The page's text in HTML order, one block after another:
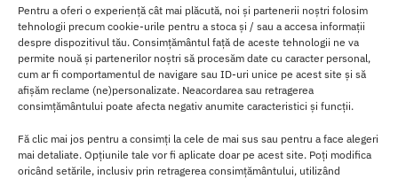
Pentru a oferi o experiență cât mai plăcută, noi și partenerii noștri folosim
tehnologii precum cookie-urile pentru a stoca și / sau a accesa informații
despre dispozitivul tău. Consimțământul față de aceste tehnologii ne va
permite nouă și partenerilor noștri să procesăm date cu caracter personal,
cum ar fi comportamentul de navigare sau ID-uri unice pe acest site și să
afișăm reclame (ne)personalizate. Neacordarea sau retragerea
consimțământului poate afecta negativ anumite caracteristici și funcții.
Fă clic mai jos pentru a consimți la cele de mai sus sau pentru a face alegeri
mai detaliate. Opțiunile tale vor fi aplicate doar pe acest site. Poți modifica
oricând setările, inclusiv prin retragerea consimțământului, utilizând